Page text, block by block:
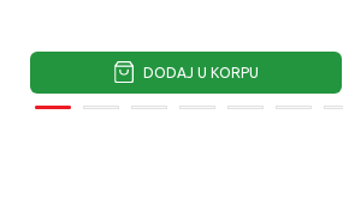
DODAJ U KORPU